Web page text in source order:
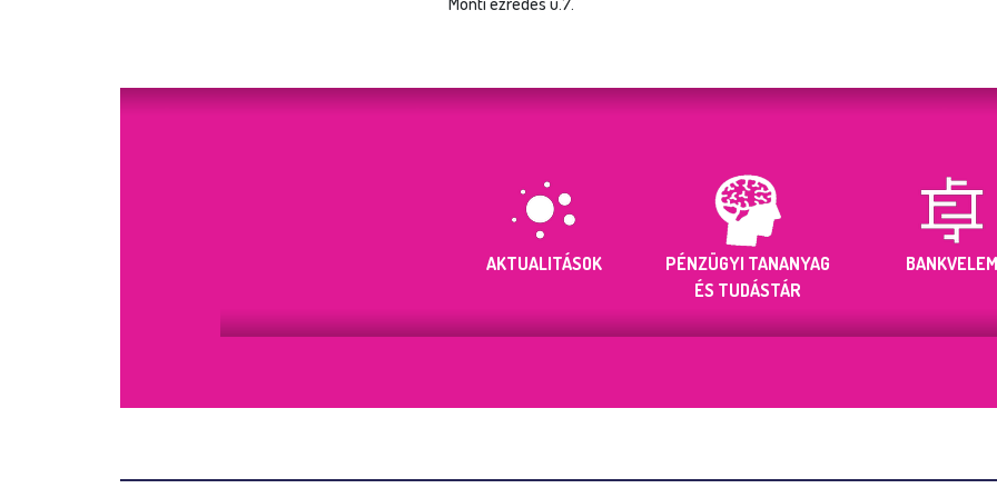
AKTUALITÁSOK
PÉNZÜGYI TANANYAG
ÉS TUDÁSTÁR
BANKVELEM